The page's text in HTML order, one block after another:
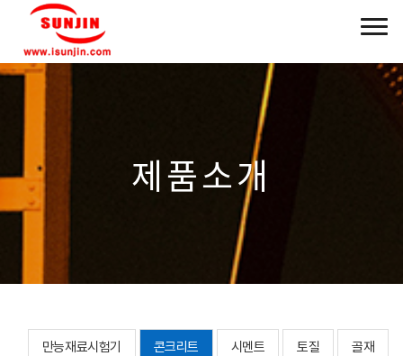
제품소개
만능재료시험기 콘크리트 시멘트 토질 골재